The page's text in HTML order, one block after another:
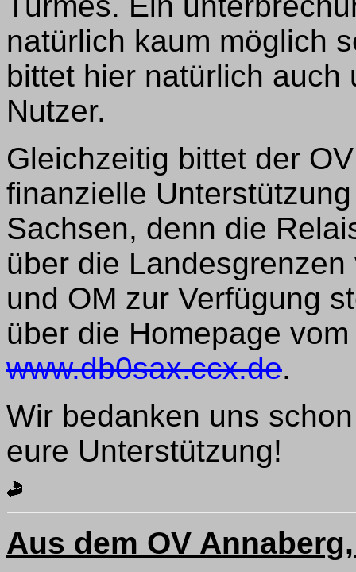
natürlich kaum möglich
bittet hier natürlich auch
Nutzer.
Gleichzeitig bittet der
finanzielle
Sachsen, denn die
über die
und OM zur Verfügung
über die Homepage
www.db0sax.ccx.de.
Wir bedanken uns
eure Unterstützung!
Aus dem OV